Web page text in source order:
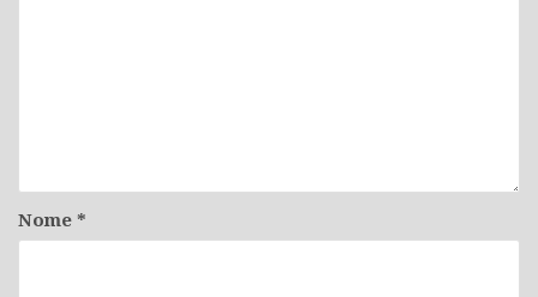
Nome *